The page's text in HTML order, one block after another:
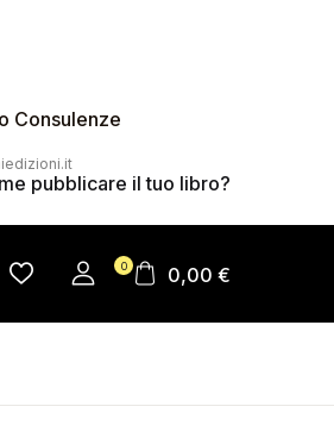
Consulenze
pubblicare il tuo libro?
0 0,00 €